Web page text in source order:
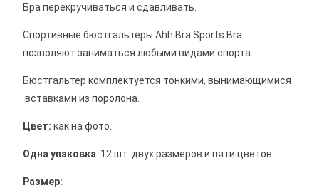
Бра перекручиваться и сдавливать.
Спортивные бюстгальтеры Ahh Bra Sports Bra
позволяют заниматься любыми видами спорта.
Бюстгальтер комплектуется тонкими, вынимающимися
вставками из поролона.
Цвет: как на фото.
Одна упаковка: 12 шт. двух размеров и пяти цветов:
Размер: